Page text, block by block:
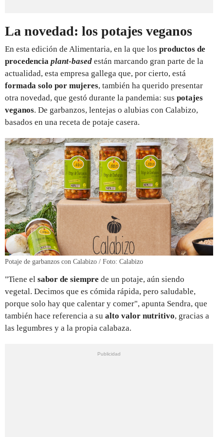
La novedad: los potajes veganos
En esta edición de Alimentaria, en la que los productos de
procedencia plant-based están marcando gran parte de la
actualidad, esta empresa gallega que, por cierto, está
formada solo por mujeres, también ha querido presentar
otra novedad, que gestó durante la pandemia: sus potajes
veganos. De garbanzos, lentejas o alubias con Calabizo,
basados en una receta de potaje casera.
Potaje de garbanzos con Calabizo / Foto: Calabizo
"Tiene el sabor de siempre de un potaje, aún siendo
vegetal. Decimos que es cómida rápida, pero saludable,
porque solo hay que calentar y comer", apunta Sendra, que
también hace referencia a su alto valor nutritivo, gracias a
las legumbres y a la propia calabaza.